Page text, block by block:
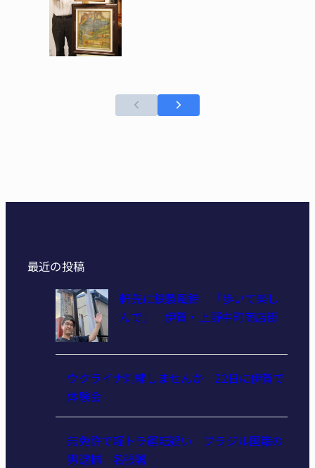
最近の投稿
軒先に鉄製風鈴 「歩いて楽し
んで」 伊賀・上野中町商店街
ウクライナ刺繍しませんか 22日に伊賀で
体験会
無免許で軽トラ運転疑い ブラジル国籍の
男逮捕 名張署